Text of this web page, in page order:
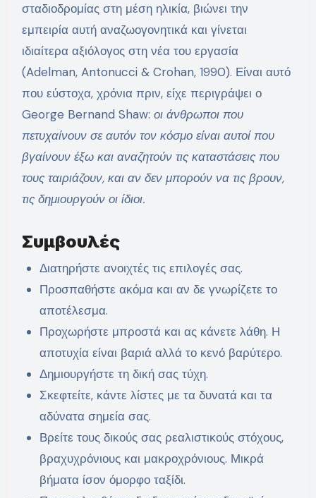
σταδιοδρομίας στη μέση ηλικία, βιώνει την
εμπειρία αυτή αναζωογονητικά και γίνεται
ιδιαίτερα αξιόλογος στη νέα του εργασία
(Adelman, Antonucci & Crohan, 1990). Είναι αυτό
που εύστοχα, χρόνια πριν, είχε περιγράψει ο
George Bernand Shaw: οι άνθρωποι που
πετυχαίνουν σε αυτόν τον κόσμο είναι αυτοί που
βγαίνουν έξω και αναζητούν τις καταστάσεις που
τους ταιριάζουν, και αν δεν μπορούν να τις βρουν,
τις δημιουργούν οι ίδιοι.
Συμβουλές
Διατηρήστε ανοιχτές τις επιλογές σας.
Προσπαθήστε ακόμα και αν δε γνωρίζετε το
αποτέλεσμα.
Προχωρήστε μπροστά και ας κάνετε λάθη. Η
αποτυχία είναι βαριά αλλά το κενό βαρύτερο.
Δημιουργήστε τη δική σας τύχη.
Σκεφτείτε, κάντε λίστες με τα δυνατά και τα
αδύνατα σημεία σας.
Βρείτε τους δικούς σας ρεαλιστικούς στόχους,
βραχυχρόνιους και μακροχρόνιους. Μικρά
βήματα ίσον όμορφο ταξίδι.